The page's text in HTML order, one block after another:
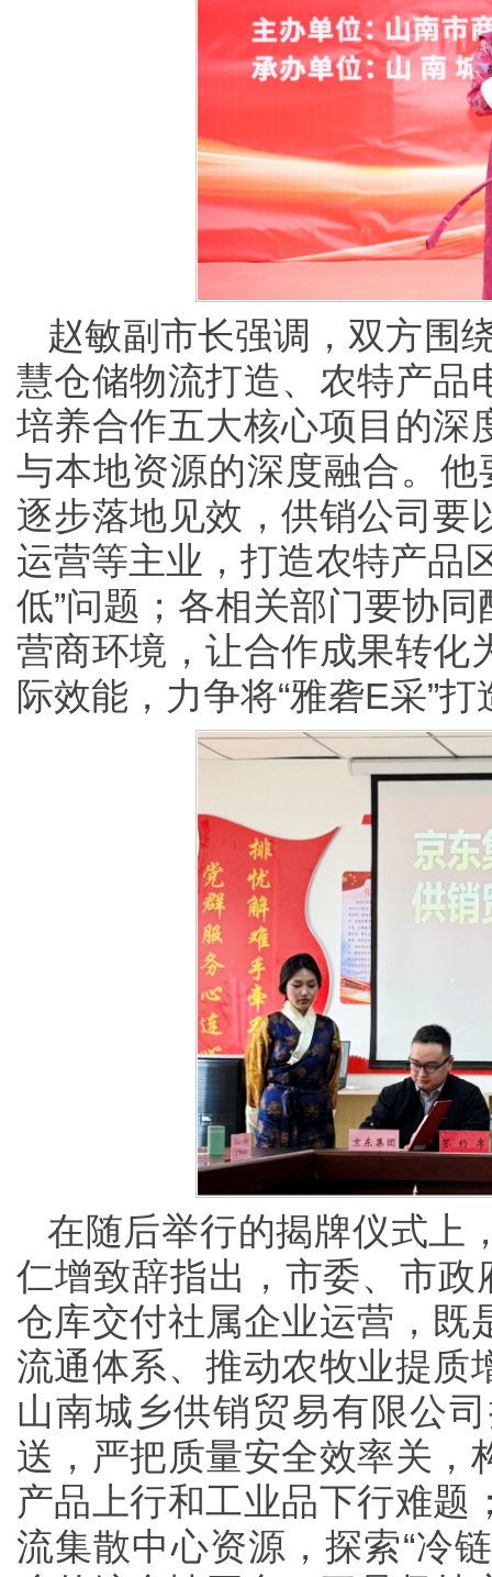
赵敏副市长强调，双方围
慧仓储物流打造、农特产品
培养合作五大核心项目的深
与本地资源的深度融合。
逐步落地见效，供销公司要
运营等主业，打造农特产品
低”问题；各相关部门要协
营商环境，让合作成果转化
际效能，力争将“雅砻E采”
在随后举行的揭牌仪式上
仁增致辞指出，市委、市
仓库交付社属企业运营，既
流通体系、推动农牧业提质
山南城乡供销贸易有限公
送，严把质量安全效率关，
产品上行和工业品下行难题
流集散中心资源，探索“冷